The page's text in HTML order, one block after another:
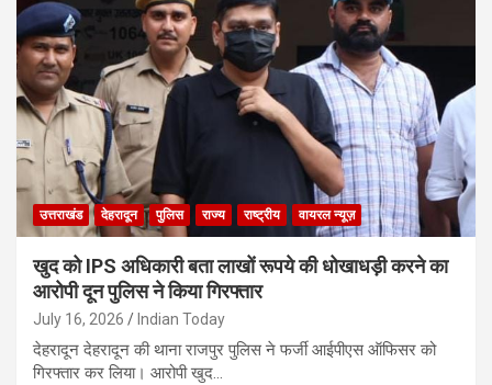
उत्तराखंड देहरादून पुलिस राज्य राष्ट्रीय वायरल न्यूज़
खुद को IPS अधिकारी बता लाखों रूपये की धोखाधड़ी करने का
आरोपी दून पुलिस ने किया गिरफ्तार
July 16, 2026 Indian Today
देहरादून देहरादून की थाना राजपुर पुलिस ने फर्जी आईपीएस ऑफिसर को
गिरफ्तार कर लिया। आरोपी खुद…